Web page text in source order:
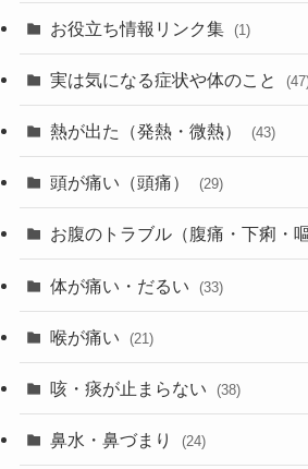
お役立ち情報リンク集 (1)
実は気になる症状や体のこと
熱が出た（発熱・微熱） (43)
頭が痛い（頭痛） (29)
お腹のトラブル（腹痛・下痢・
体が痛い・だるい (33)
喉が痛い (21)
咳・痰が止まらない (38)
鼻水・鼻づまり (24)